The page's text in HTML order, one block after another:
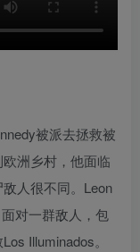
被派去拯救被
洲乡村，他面临
人很不同。Leon
对一群敌人，包
Illuminados。